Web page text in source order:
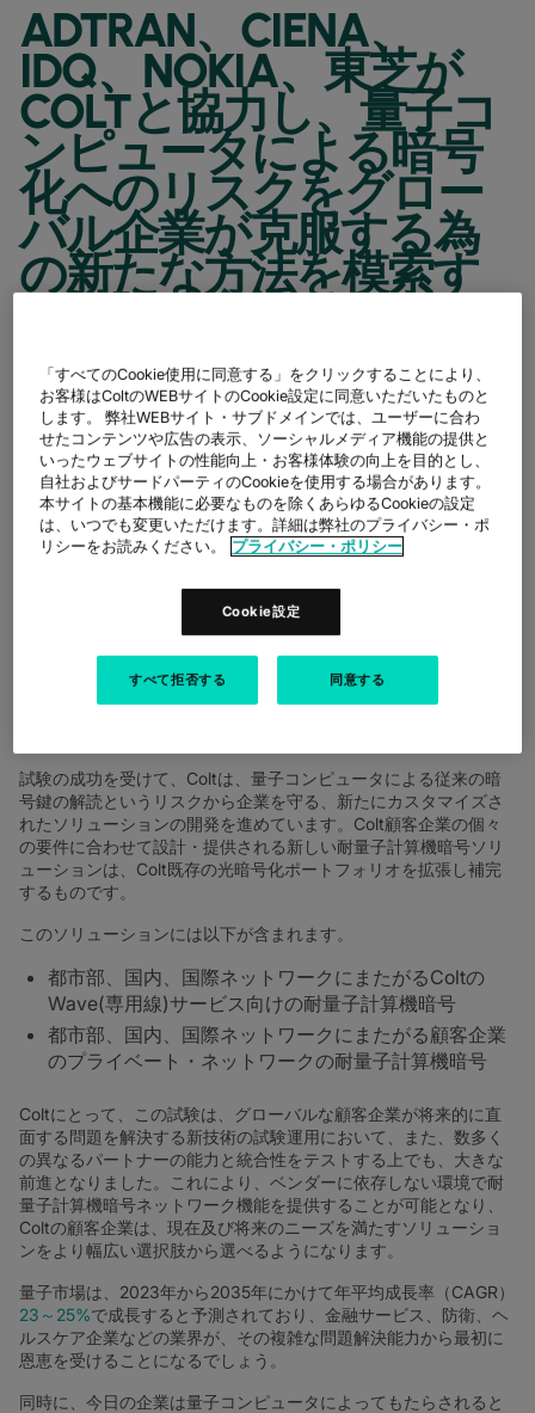
マネージドLAN​
すべてのネットワークサービス
ADTRAN、CIENA、
IDQ、NOKIA、東芝が
COLTと協力し、量子コ
ンピュータによる暗号
化へのリスクをグロー
バル企業が克服する為
の新たな方法を模索す
注：本リリースは英国ロンドンにおいて2025年3月31日(月)に発
表されたリリースの日本語抄訳版です。
2025年4月10日
Coltテクノロジーサービス株式会社
英国ロンドン2025年3 月31 日発 –グローバル・デジタル・インフ
ラストラクチャ企業であるColtテクノロジーサービス(本社：英国
ロンドン、代表：ケリー・ギルダー(Ms. Keri Gilder), CEO、以下
算機暗号試験の成功を発表しました。
など、多数のテクノロジー・パートナーと協力し、自身
がグローバル企業向けに量子計算機が実用化された未来に備える
試験の成功を受けて、Coltは、量子コンピュータによる従来の暗
号鍵の解読というリスクから企業を守る、新たにカスタマイズさ
れたソリューションの開発を進めています。Colt顧客企業の個々
の要件に合わせて設計・提供される新しい耐量子計算機暗号ソリ
ューションは、Colt既存の光暗号化ポートフォリオを拡張し補完
するものです。
このソリューションには以下が含まれます。
都市部、国内、国際ネットワークにまたがるColtの
Wave(専用線)サービス向けの耐量子計算機暗号
都市部、国内、国際ネットワークにまたがる顧客企業
のプライベート・ネットワークの耐量子計算機暗号
Coltにとって、この試験は、グローバルな顧客企業が将来的に直
面する問題を解決する新技術の試験運用において、また、数多く
の異なるパートナーの能力と統合性をテストする上でも、大きな
前進となりました。これにより、ベンダーに依存しない環境で耐
量子計算機暗号ネットワーク機能を提供することが可能となり、
Coltの顧客企業は、現在及び将来のニーズを満たすソリューショ
ンをより幅広い選択肢から選べるようになります。
量子市場は、2023年から2035年にかけて年平均成長率（CAGR）
23～25%で成長すると予測されており、金融サービス、防衛、ヘ
ルスケア企業などの業界が、その複雑な問題解決能力から最初に
恩恵を受けることになるでしょう。
同時に、今日の企業は量子コンピュータによってもたらされると
「すべてのCookie使用に同意する」をクリックすることにより、
お客様はColtのWEBサイトのCookie設定に同意いただいたものと
します。 弊社WEBサイト・サブドメインでは、ユーザーに合わ
せたコンテンツや広告の表示、ソーシャルメディア機能の提供と
いったウェブサイトの性能向上・お客様体験の向上を目的とし、
自社およびサードパーティのCookieを使用する場合があります。
本サイトの基本機能に必要なものを除くあらゆるCookieの設定
は、いつでも変更いただけます。詳細は弊社のプライバシー・ポ
リシーをお読みください。
プライバシー・ポリシー
Cookie設定
すべて拒否する 同意する